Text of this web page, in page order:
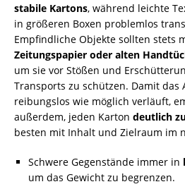
stabile Kartons, während leichte
in größeren Boxen problemlos
Empfindliche Objekte sollten stets
Zeitungspapier oder alten
um sie vor Stößen und
Transports zu schützen. Damit das
reibungslos wie möglich verläuft,
außerdem, jeden Karton deutlich
besten mit Inhalt und Zielraum im
Schwere Gegenstände immer in
um das Gewicht zu begrenzen.